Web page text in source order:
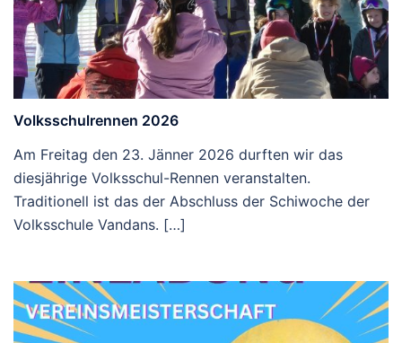
Volksschulrennen 2026
Am Freitag den 23. Jänner 2026 durften wir das
diesjährige Volksschul-Rennen veranstalten.
Traditionell ist das der Abschluss der Schiwoche der
Volksschule Vandans. […]